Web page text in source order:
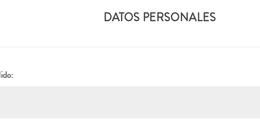
DATOS PERSONALES